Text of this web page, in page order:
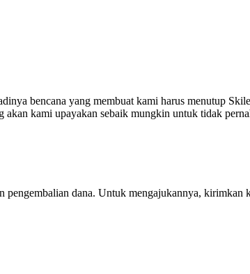
bencana yang membuat kami harus menutup
kami upayakan sebaik mungkin untuk tidak
dana. Untuk mengajukannya, kirimkan